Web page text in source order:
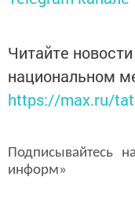
Читайте
национальном
https://max.ru/
Подписывайтесь
информ»